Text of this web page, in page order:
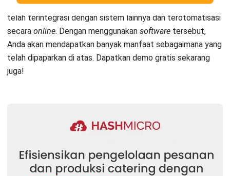
Mengelola Bisnis Catering
Dewi Sartika- 22/01/2026
CATERING
5 Langkah Mudah Meningkatkan